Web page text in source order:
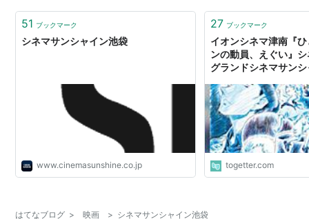
51 ブックマーク
シネマサンシャイン池袋
www.cinemasunshine.co.jp
27 ブックマーク
イオンシネマ津南『
ンの動員、えぐい』
グランドシネマサン
togetter.com
はてなブログ > 映画 > シネマサンシャイン池袋